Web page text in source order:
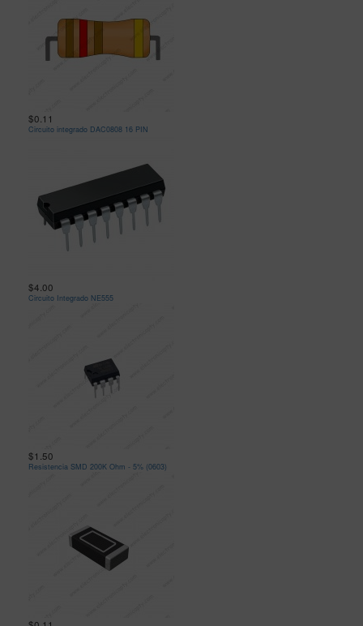
$0.11
Circuito integrado DAC0808 16 PIN
$4.00
Circuito Integrado NE555
$1.50
Resistencia SMD 200K Ohm - 5% (0603)